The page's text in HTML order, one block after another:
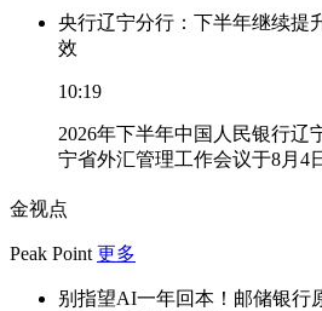
央行辽宁分行：下半年继续提
效
10:19
2026年下半年中国人民银行辽
宁省外汇管理工作会议于8月4
金视点
Peak Point 更多
别指望AI一年回本！邮储银行